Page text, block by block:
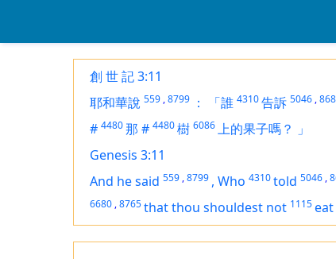
創 世 記 3:11
耶和華說 559 ,8799 ： 「誰 4310告訴 5046 ,
# 4480那 # 4480樹 6086上的果子嗎？ 」
Genesis 3:11
And he said 559 ,8799 , Who 4310told 5046 ,
6680 ,8765that thou shouldest not 1115eat